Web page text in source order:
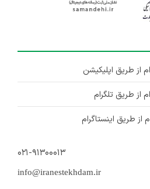
از طریق اپلیکیشن
از طریق تلگرام
طریق اینستاگرام
۰۲۱-۹۱۳۰۰۰۱۳
info@iranestekhdam.ir